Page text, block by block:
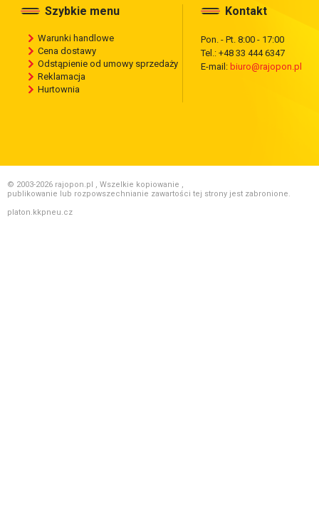
Szybkie menu
Warunki handlowe
Cena dostawy
Odstąpienie od umowy sprzedaży
Reklamacja
Hurtownia
Kontakt
Pon. - Pt. 8:00 - 17:00
Tel.: +48 33 444 6347
E-mail: biuro@rajopon.pl
© 2003-2026 rajopon.pl , Wszelkie kopiowanie ,
publikowanie lub rozpowszechnianie zawartości tej strony jest zabronione.
platon.kkpneu.cz